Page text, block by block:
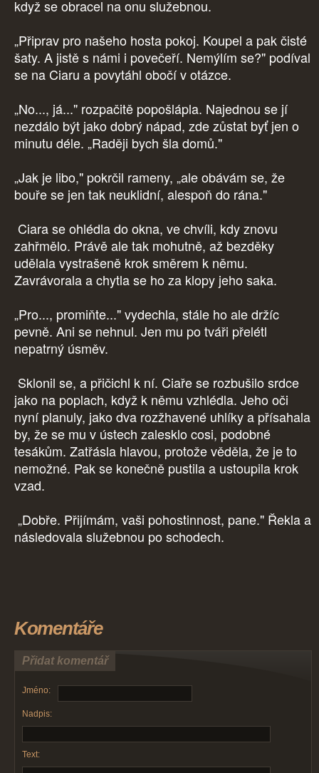
když se obracel na onu služebnou.
„Připrav pro našeho hosta pokoj. Koupel a pak čisté
šaty. A jistě s námi i povečeří. Nemýlím se?" podíval
se na Ciaru a povytáhl obočí v otázce.
„No..., já..." rozpačitě popošlápla. Najednou se jí
nezdálo být jako dobrý nápad, zde zůstat byť jen o
minutu déle. „Raději bych šla domů."
„Jak je libo," pokrčil rameny, „ale obávám se, že
bouře se jen tak neuklidní, alespoň do rána."
Ciara se ohlédla do okna, ve chvíli, kdy znovu
zahřmělo. Právě ale tak mohutně, až bezděky
udělala vystrašeně krok směrem k němu.
Zavrávorala a chytla se ho za klopy jeho saka.
„Pro..., promiňte..." vydechla, stále ho ale držíc
pevně. Ani se nehnul. Jen mu po tváři přelétl
nepatrný úsměv.
Sklonil se, a přičichl k ní. Ciaře se rozbušilo srdce
jako na poplach, když k němu vzhlédla. Jeho oči
nyní planuly, jako dva rozžhavené uhlíky a přísahala
by, že se mu v ústech zalesklo cosi, podobné
tesákům. Zatřásla hlavou, protože věděla, že je to
nemožné. Pak se konečně pustila a ustoupila krok
vzad.
„Dobře. Přijímám, vaši pohostinnost, pane." Řekla a
následovala služebnou po schodech.
Komentáře
Přidat komentář
Jméno:
Nadpis:
Text: